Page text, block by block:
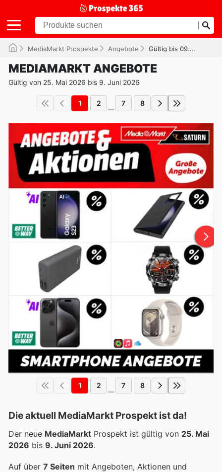
MediaMarkt Prospekte Angebote Gültig bis 09.06.2026
MEDIAMARKT ANGEBOTE
Gültig von 25. Mai 2026 bis 9. Juni 2026
1 2 ... 7 8
1 2 ... 7 8
Die aktuell MediaMarkt Prospekt ist da!
Der neue MediaMarkt Prospekt ist gültig von 25. Mai
2026 bis 9. Juni 2026.
Auf über 7 Seiten mit Angeboten, Aktionen und